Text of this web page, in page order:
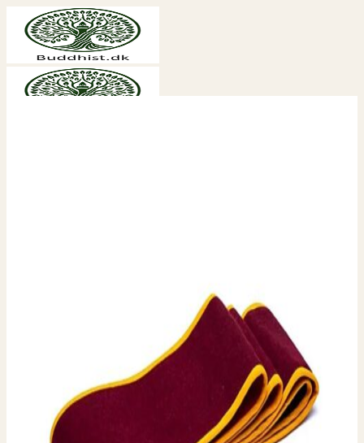
Fortsæt
indhold
Drømmefanger
Meditationspuder
Notesbog
Røgelse
Røgelsesholder